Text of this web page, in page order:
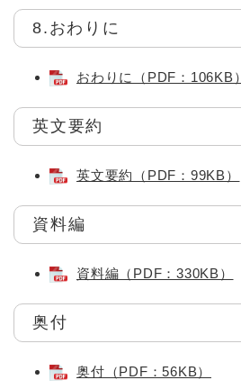
8.おわりに
おわりに（PDF：106KB）
英文要約
英文要約（PDF：99KB）
資料編
資料編（PDF：330KB）
奥付
奥付（PDF：56KB）